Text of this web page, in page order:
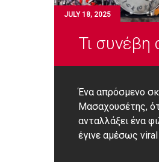
JULY 18, 2025
Τι συνέβη
Ένα απρόσμενο
Μασαχουσέτης,
ανταλλάξει ένα
έγινε αμέσως viral